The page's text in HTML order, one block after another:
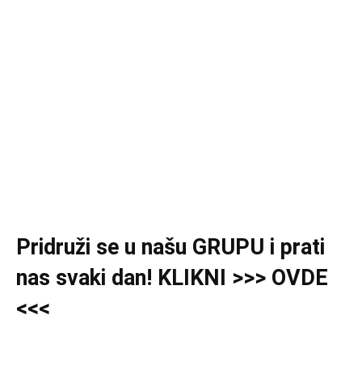
Pridruži se u našu GRUPU i prati
nas svaki dan! KLIKNI >>> OVDE
<<<